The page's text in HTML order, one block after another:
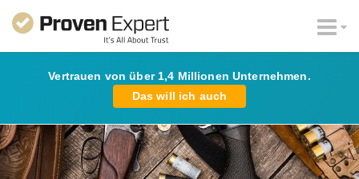
Vertrauen von über 1,4 Millionen Unternehmen.
Das will ich auch